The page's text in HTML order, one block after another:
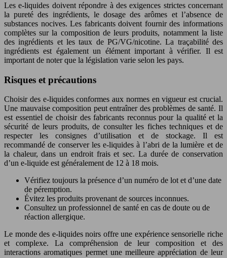
Les e-liquides doivent répondre à des exigences strictes concernant
la pureté des ingrédients, le dosage des arômes et l’absence de
substances nocives. Les fabricants doivent fournir des informations
complètes sur la composition de leurs produits, notamment la liste
des ingrédients et les taux de PG/VG/nicotine. La traçabilité des
ingrédients est également un élément important à vérifier. Il est
important de noter que la législation varie selon les pays.
Risques et précautions
Choisir des e-liquides conformes aux normes en vigueur est crucial.
Une mauvaise composition peut entraîner des problèmes de santé. Il
est essentiel de choisir des fabricants reconnus pour la qualité et la
sécurité de leurs produits, de consulter les fiches techniques et de
respecter les consignes d’utilisation et de stockage. Il est
recommandé de conserver les e-liquides à l’abri de la lumière et de
la chaleur, dans un endroit frais et sec. La durée de conservation
d’un e-liquide est généralement de 12 à 18 mois.
Vérifiez toujours la présence d’un numéro de lot et d’une date
de péremption.
Évitez les produits provenant de sources inconnues.
Consultez un professionnel de santé en cas de doute ou de
réaction allergique.
Le monde des e-liquides noirs offre une expérience sensorielle riche
et complexe. La compréhension de leur composition et des
interactions aromatiques permet une meilleure appréciation de leur